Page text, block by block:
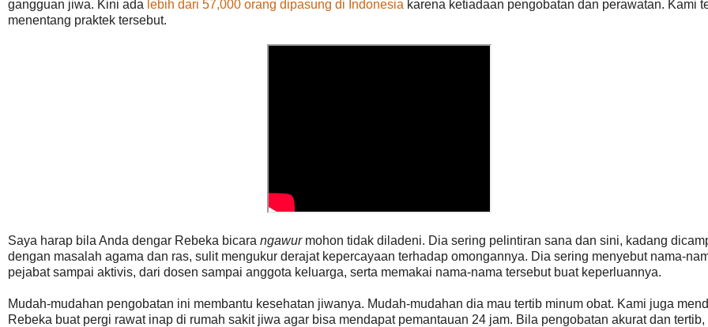
gangguan jiwa. Kini ada lebih dari 57,000 orang dipasung di Indonesia karena ketiadaan pengobatan dan perawatan. Kami
menentang praktek tersebut.
Saya harap bila Anda dengar Rebeka bicara ngawurmohon tidak diladeni. Dia sering pelintiran sana dan sini, kadang
dengan masalah agama dan ras, sulit mengukur derajat kepercayaan terhadap omongannya. Dia sering menyebut nama-
pejabat sampai aktivis, dari dosen sampai anggota keluarga, serta memakai nama-nama tersebut buat keperluannya.
Mudah-mudahan pengobatan ini membantu kesehatan jiwanya. Mudah-mudahan dia mau tertib minum obat. Kami juga
Rebeka buat pergi rawat inap di rumah sakit jiwa agar bisa mendapat pemantauan 24 jam. Bila pengobatan akurat dan tertib,